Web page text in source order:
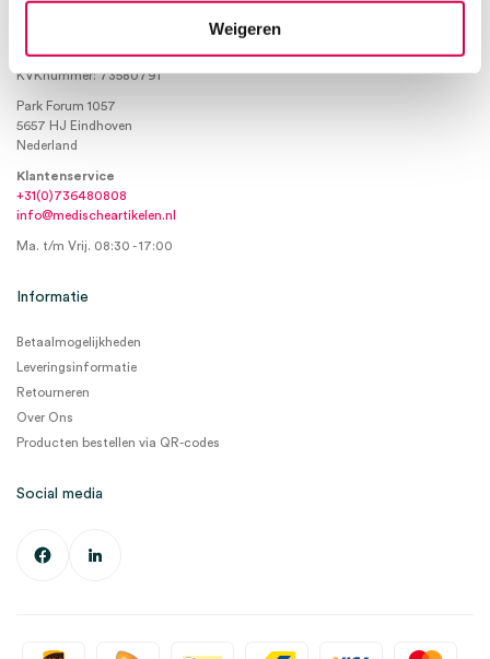
Weigeren
Medische Artikelen SMA B.V.
KVKnummer: 73580791
Park Forum 1057
5657 HJ Eindhoven
Nederland
Klantenservice
+31(0)736480808
info@medischeartikelen.nl
Ma. t/m Vrij. 08:30 - 17:00
Informatie
Betaalmogelijkheden
Leveringsinformatie
Retourneren
Over Ons
Producten bestellen via QR-codes
Social media